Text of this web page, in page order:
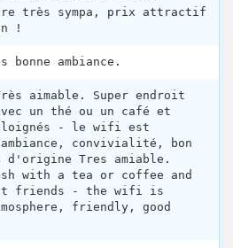
très sympa, prix attractif
!
ambiance.
aimable. Super endroit
un thé ou un café et
- le wifi est
ambiance, convivialité, bon
Tres amiable.
with a tea or coffee and
friends - the wifi is
friendly, good